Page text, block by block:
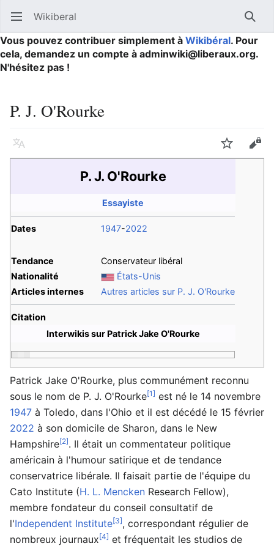
Ouvrir le menu principal Wikiberal
Vous pouvez contribuer simplement à Wikibéral. Pour
cela, demandez un compte à adminwiki@liberaux.org.
N'hésitez pas !
P. J. O'Rourke
Langue Suivre
P. J. O'Rourke
Essayiste
Dates 1947-2022
Tendance
Conservateur libéral
Nationalité
États-Unis
Articles internes
Autres articles sur P. J. O'Rourke
Citation
Interwikis sur Patrick Jake O'Rourke
Patrick Jake O'Rourke, plus communément reconnu
sous le nom de P. J. O'Rourke[1] est né le 14 novembre
1947 à Toledo, dans l'Ohio et il est décédé le 15 février
2022 à son domicile de Sharon, dans le New
Hampshire[2]. Il était un commentateur politique
américain à l'humour satirique et de tendance
conservatrice libérale. Il faisait partie de l'équipe du
Cato Institute (H. L. Mencken Research Fellow),
membre fondateur du conseil consultatif de
l'Independent Institute[3], correspondant régulier de
nombreux journaux[4] et fréquentait les studios de